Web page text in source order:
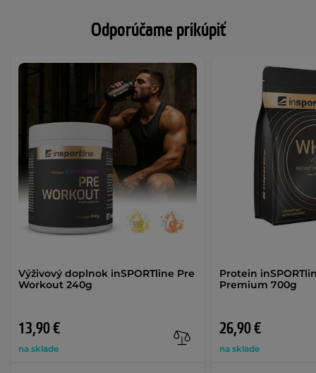
Odporúčame prikúpiť
Výživový doplnok inSPORTline Pre
Workout 240g
13,90 €
na sklade
Protein
Premium 700g
26,90 €
na sklade